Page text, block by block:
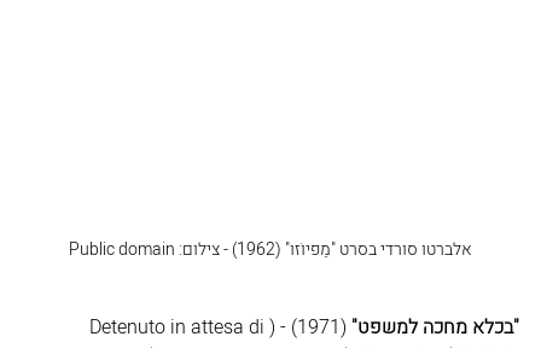
אלברטו סורדי בסרט "מַפיוֹזו" (1962) - צילום: Public domain
"בכלא מחכה למשפט" (1971) - (
Detenuto in attesa di